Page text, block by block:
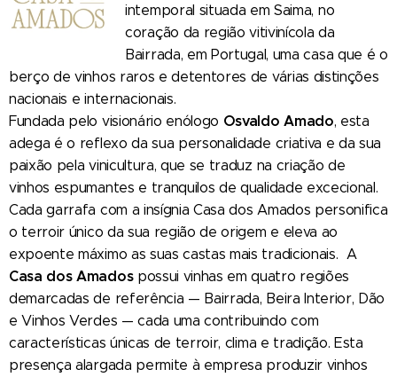
intemporal situada em Saima, no
coração da região vitivinícola da
Bairrada, em Portugal, uma casa que é o
berço de vinhos raros e detentores de várias distinções
nacionais e internacionais.
Fundada pelo visionário enólogo Osvaldo Amado, esta
adega é o reflexo da sua personalidade criativa e da sua
paixão pela vinicultura, que se traduz na criação de
vinhos espumantes e tranquilos de qualidade excecional.
Cada garrafa com a insígnia Casa dos Amados personifica
o terroir único da sua região de origem e eleva ao
expoente máximo as suas castas mais tradicionais. A
Casa dos Amadospossui vinhas em quatro regiões
demarcadas de referência — Bairrada, Beira Interior, Dão
e Vinhos Verdes — cada uma contribuindo com
características únicas de terroir, clima e tradição. Esta
presença alargada permite à empresa produzir vinhos